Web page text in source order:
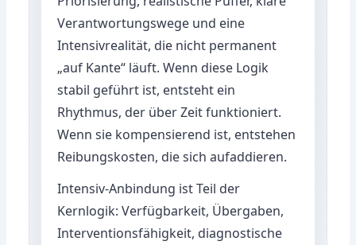
Verantwortungswege und eine
Intensivrealität, die nicht permanent
„auf Kante“ läuft. Wenn diese Logik
stabil geführt ist, entsteht ein
Rhythmus, der über Zeit funktioniert.
Wenn sie kompensierend ist, entstehen
Reibungskosten, die sich aufaddieren.
Intensiv-Anbindung ist Teil der
Kernlogik: Verfügbarkeit, Übergaben,
Interventionsfähigkeit, diagnostische